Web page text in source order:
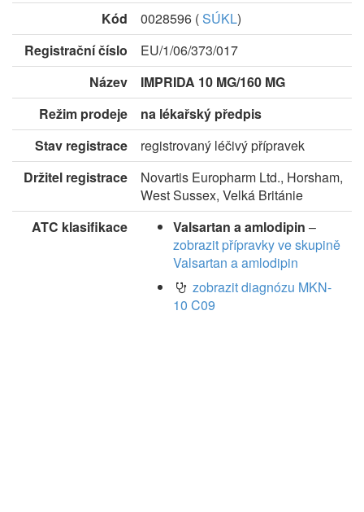
Kód 0028596 (SÚKL)
Registrační číslo
EU/1/06/373/017
Název
IMPRIDA 10 MG/160 MG
Režim prodeje
na lékařský předpis
Stav registrace
registrovaný léčivý přípravek
Držitel registrace
Novartis Europharm Ltd., Horsham,
West Sussex, Velká Británie
ATC klasifikace
Valsartan a amlodipin –
zobrazit přípravky ve skupině
Valsartan a amlodipin
zobrazit diagnózu MKN-
10 C09